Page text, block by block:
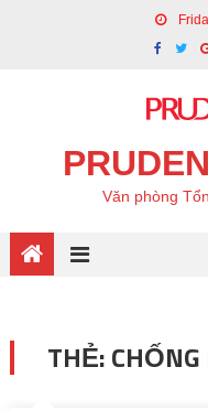
Văn phòng
THẺ: CHỐNG